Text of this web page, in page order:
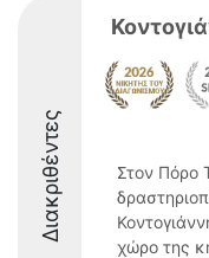
Διακριθέντες
Στον Πόρο
χώρο της